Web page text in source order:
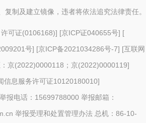
复制及建立镜像，违者将依法追究法律责任。
可证(0106168)] [京ICP证040655号] [
号] [京ICP备2021034286号-7] [互联网
京(2022)0000118；京(2022)0000119]
信息服务许可证10120180010]
报电话：15699788000 举报邮箱：
举报受理和处置管理办法 总机：86-10-